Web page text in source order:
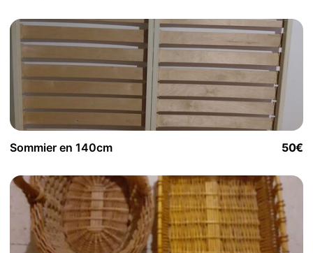
Sommier en 140cm 50€